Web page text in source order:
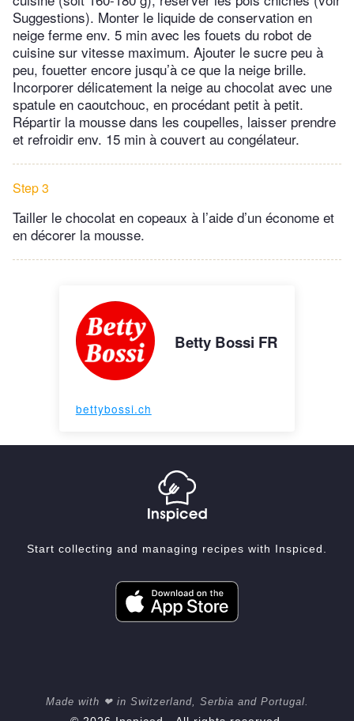
Suggestions). Monter le liquide de conservation en
neige ferme env. 5 min avec les fouets du robot de
cuisine sur vitesse maximum. Ajouter le sucre peu à
peu, fouetter encore jusqu’à ce que la neige brille.
Incorporer délicatement la neige au chocolat avec une
spatule en caoutchouc, en procédant petit à petit.
Répartir la mousse dans les coupelles, laisser prendre
et refroidir env. 15 min à couvert au congélateur.
Step 3
Tailler le chocolat en copeaux à l’aide d’un économe et
en décorer la mousse.
Betty Bossi FR
bettybossi.ch
Start collecting and managing recipes with Inspiced.
Made with ❤ in Switzerland, Serbia and Portugal.